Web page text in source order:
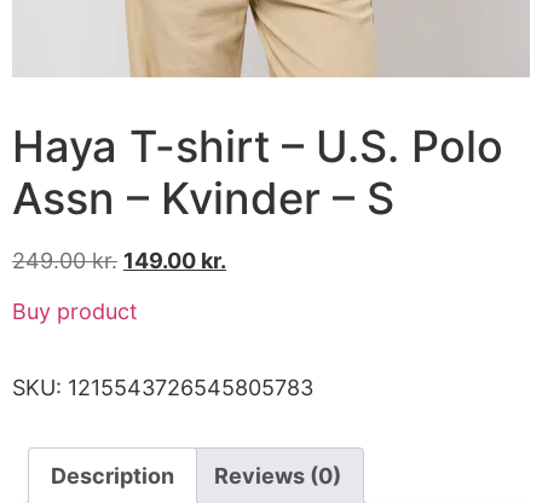
Haya T-shirt – U.S. Polo
Assn – Kvinder – S
249.00kr. 149.00 kr.
Buy product
SKU: 1215543726545805783
Description Reviews (0)